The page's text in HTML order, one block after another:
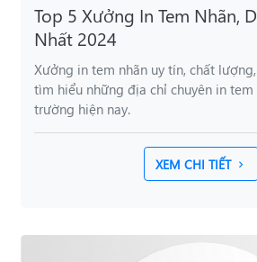
Top 5 Xưởng In Tem Nhãn,
Nhất 2024
Xưởng in tem nhãn uy tín, chất
tìm hiểu những địa chỉ chuyên in tem
trường hiện nay.
XEM CHI TIẾT